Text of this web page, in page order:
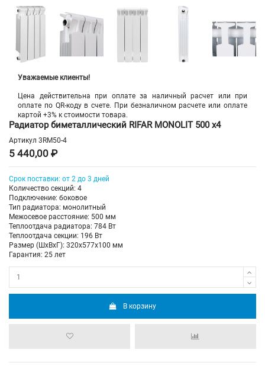
Уважаемые клиенты!
Цена действительна при оплате за наличный расчет или при
оплате по QR-коду в счете. При безналичном расчете или оплате
картой +3% к стоимости товара.
Радиатор биметаллический RIFAR MONOLIT 500 х4
Артикул 3RM50-4
5 440,00 ₽
Срок поставки: от 2 до 3 дней
Количество секций: 4
Подключение: боковое
Тип радиатора: монолитный
Межосевое расстояние: 500 мм
Теплоотдача радиатора: 784 Вт
Теплоотдача секции: 196 Вт
Размер (ШхВхГ): 320х577х100 мм
Гарантия: 25 лет
В корзину